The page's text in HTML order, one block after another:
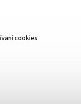
cookies